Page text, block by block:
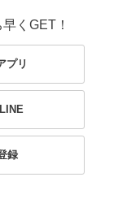
くGET！
プリ
録